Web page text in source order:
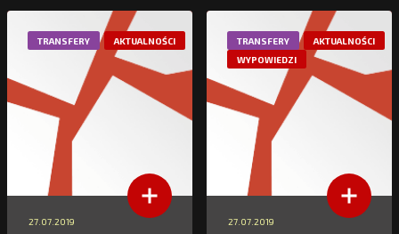
TRANSFERY AKTUALNOŚCI
27.07.2019
TRANSFERY
AKTUALNOŚCI
WYPOWIEDZI
27.07.2019